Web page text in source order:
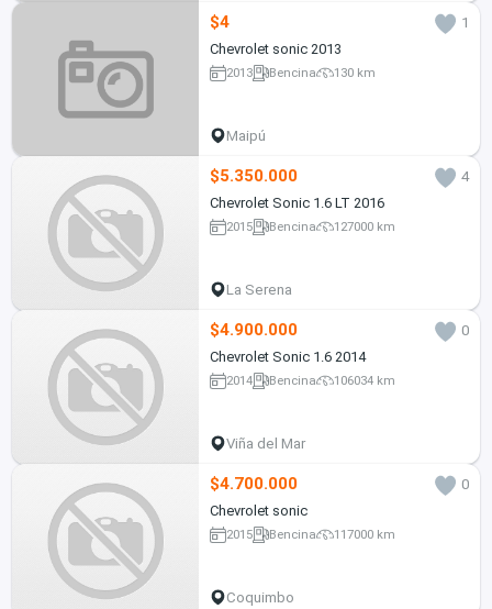
$4
1
Chevrolet sonic 2013
2013 Bencina 130 km
Maipú
$5.350.000
4
Chevrolet Sonic 1.6 LT 2016
2015 Bencina 127000 km
La Serena
$4.900.000
0
Chevrolet Sonic 1.6 2014
2014 Bencina 106034 km
Viña del Mar
$4.700.000
0
Chevrolet sonic
2015 Bencina 117000 km
Coquimbo